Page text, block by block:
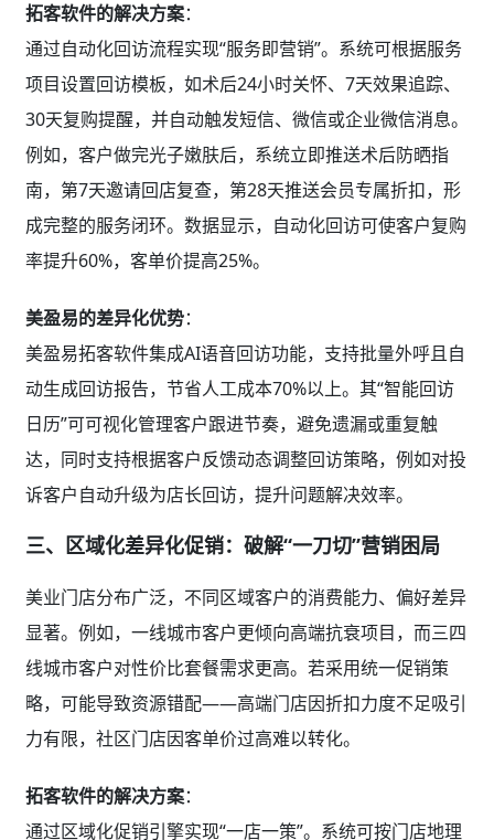
拓客软件的解决方案：
通过自动化回访流程实现“服务即营销”。系统可根据服务
项目设置回访模板，如术后24小时关怀、7天效果追踪、
30天复购提醒，并自动触发短信、微信或企业微信消息。
例如，客户做完光子嫩肤后，系统立即推送术后防晒指
南，第7天邀请回店复查，第28天推送会员专属折扣，形
成完整的服务闭环。数据显示，自动化回访可使客户复购
率提升60%，客单价提高25%。
美盈易的差异化优势：
美盈易拓客软件集成AI语音回访功能，支持批量外呼且自
动生成回访报告，节省人工成本70%以上。其“智能回访
日历”可可视化管理客户跟进节奏，避免遗漏或重复触
达，同时支持根据客户反馈动态调整回访策略，例如对投
诉客户自动升级为店长回访，提升问题解决效率。
三、区域化差异化促销：破解“一刀切”营销困局
美业门店分布广泛，不同区域客户的消费能力、偏好差异
显著。例如，一线城市客户更倾向高端抗衰项目，而三四
线城市客户对性价比套餐需求更高。若采用统一促销策
略，可能导致资源错配——高端门店因折扣力度不足吸引
力有限，社区门店因客单价过高难以转化。
拓客软件的解决方案：
通过区域化促销引擎实现“一店一策”。系统可按门店地理